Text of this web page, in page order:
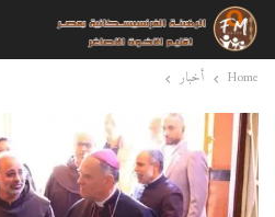
Home أخبار